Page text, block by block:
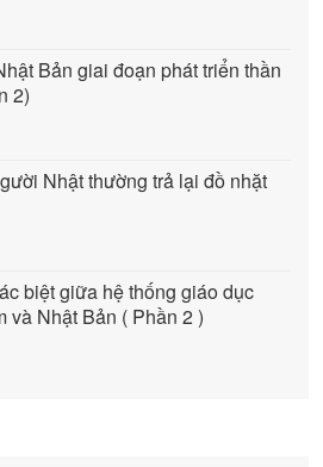
Bản giai đoạn phát triển thần
2)
Nhật thường trả lại đồ nhặt
biệt giữa hệ thống giáo dục
và Nhật Bản ( Phần 2 )